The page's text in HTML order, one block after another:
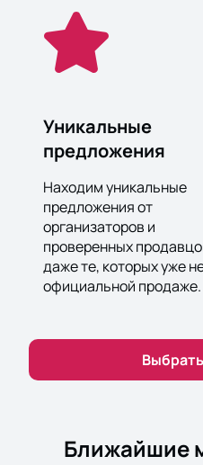
Готовьтесь петь хором
хиты, которые
времена.
Купить билеты
на
незабываемого
ограничено, поэтому
Купить билеты на нашем
кликов, обеспечив себе
этом грандиозном шоу.
Проведите вечер в
насладитесь живым
композиций.
Уникальные
предложения
Находим уникальные
предложения от
организаторов и
проверенных
даже те, которых уже
официальной продаже.
Ближайшие